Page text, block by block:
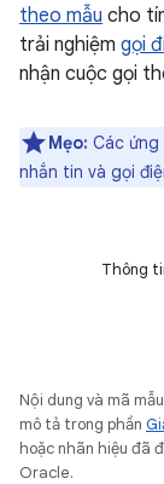
theo mẫu cho
trải nghiệm gọi
nhận cuộc gọi
Mẹo: Các
nhắn tin và gọi
Thông
Nội dung và mã
mô tả trong phần
hoặc nhãn hiệu đã
Oracle.